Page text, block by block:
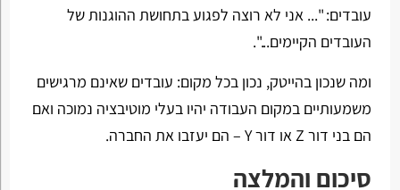
עובדים: "... אני לא רוצה לפגוע בתחושת ההוגנות של
העובדים הקיימים...".
ומה שנכון בהייטק, נכון בכל מקום: עובדים שאינם מרגישים
משמעותיים במקום העבודה יהיו בעלי מוטיבציה נמוכה ואם
הם בני דור Z או דור Y – הם יעזבו את החברה.
סיכום והמלצה